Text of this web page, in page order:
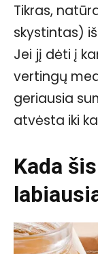
Tikras,
skystintas)
Jei jį dėti į
vertingų
geriausia
atvėsta iki
Kada